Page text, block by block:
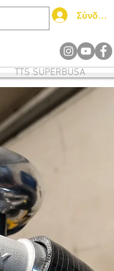
Σύνδεση
TTS SUPERBUSA